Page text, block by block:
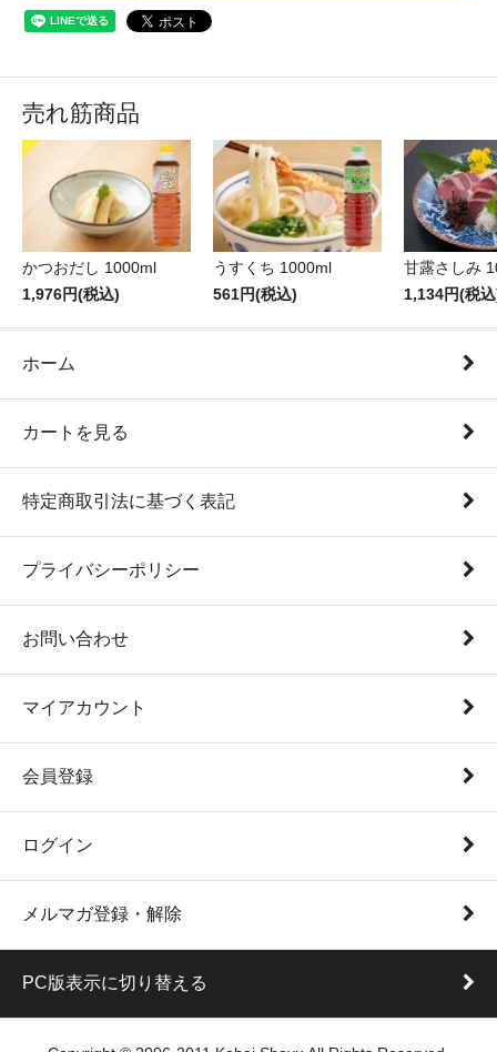
売れ筋商品
かつおだし 1000ml
1,976円(税込)
うすくち 1000ml
561円(税込)
甘露さしみ
1,134円(税
ホーム
カートを見る
特定商取引法に基づく表記
プライバシーポリシー
お問い合わせ
マイアカウント
会員登録
ログイン
メルマガ登録・解除
PC版表示に切り替える